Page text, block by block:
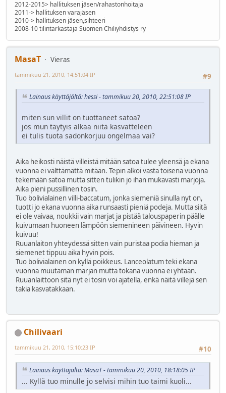
2012-2015> hallituksen jäsen/rahastonhoitaja
2011-> hallituksen varajäsen
2010-> hallituksen jäsen,sihteeri
2008-10 tilintarkastaja Suomen Chiliyhdistys ry
MasaT
Vieras
#9
tammikuu 21, 2010, 14:51:04 IP
Lainaus käyttäjältä: hessi - tammikuu 20, 2010, 22:51:08 IP
miten sun villit on tuottaneet satoa?
jos mun täytyis alkaa niitä kasvatteleen
ei tulis tuota sadonkorjuu ongelmaa vai?
Aika heikosti näistä villeistä mitään satoa tulee yleensä ja ekana
vuonna ei välttämättä mitään. Tepin alkoi vasta toisena vuonna
tekemään satoa mutta sitten tulikin jo ihan mukavasti marjoja.
Aika pieni pussillinen tosin.
Tuo bolivialainen villi-baccatum, jonka siemeniä sinulla nyt on,
tuotti jo ekana vuonna aika runsaasti pieniä podeja. Mutta siitä
ei ole vaivaa, noukkii vain marjat ja pistää talouspaperin päälle
kuivumaan huoneen lämpöön siemenineen päivineen. Hyvin
kuivuu!
Ruuanlaiton yhteydessä sitten vain puristaa podia hieman ja
siemenet tippuu aika hyvin pois.
Tuo bolivialainen on kyllä poikkeus. Lanceolatum teki ekana
vuonna muutaman marjan mutta tokana vuonna ei yhtään.
Ruuanlaittoon sitä nyt ei tosin voi ajatella, enkä näitä villejä sen
takia kasvatakkaan.
Chilivaari
#10
tammikuu 21, 2010, 15:10:23 IP
Lainaus käyttäjältä: MasaT - tammikuu 20, 2010, 18:18:05 IP
... Kyllä tuo minulle jo selvisi mihin tuo taimi kuoli...